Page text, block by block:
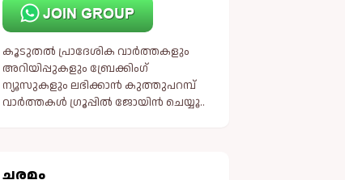
കൂടുതൽ പ്രാദേശിക വാർത്തകളും
അറിയിപ്പുകളും ബ്രേക്കിംഗ്
ന്യൂസുകളും ലഭിക്കാൻ കുത്തുപറമ്പ്
വാർത്തകൾ ഗ്രൂപ്പിൽ ജോയിൻ ചെയ്യൂ..
ചരമം